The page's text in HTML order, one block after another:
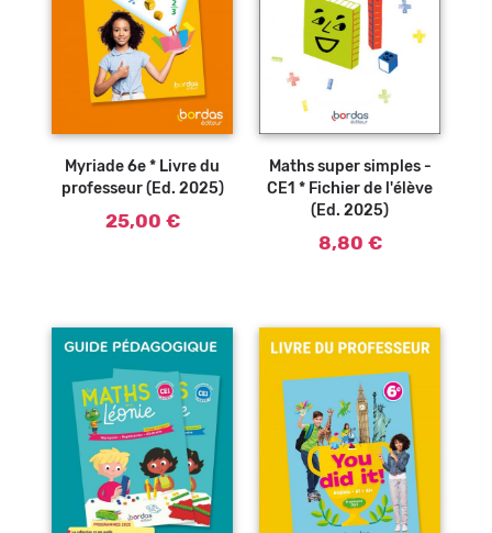
Ajouter au
Myriade 6e * Livre du
professeur (Ed. 2025)
25,00 €
Ajouter au
Maths super simples -
CE1 * Fichier de l'élève
(Ed. 2025)
8,80 €